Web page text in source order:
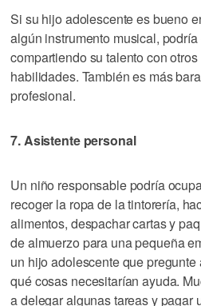
Si su hijo adolescente es bueno
algún instrumento musical,
compartiendo su talento con
habilidades. También es más
profesional.
7. Asistente personal
Un niño responsable podría
recoger la ropa de la tintorería,
alimentos, despachar cartas y
de almuerzo para una pequeña
un hijo adolescente que
qué cosas necesitarían ayuda.
a delegar algunas tareas y pagar